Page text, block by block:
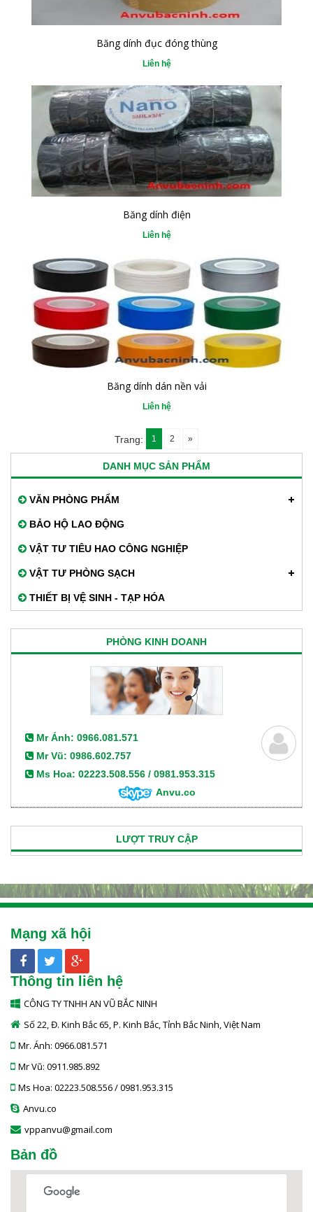
Băng dính đục đóng thùng
Liên hệ
Băng dính điện
Liên hệ
Băng dính dán nền vải
Liên hệ
Trang: 1 2 »
DANH MỤC SẢN PHẨM
VĂN PHÒNG PHẨM
BẢO HỘ LAO ĐỘNG
VẬT TƯ TIÊU HAO CÔNG NGHIỆP
VẬT TƯ PHÒNG SẠCH
THIẾT BỊ VỆ SINH - TẠP HÓA
PHÒNG KINH DOANH
Mr Ánh: 0966.081.571
Mr Vũ: 0986.602.757
Ms Hoa: 02223.508.556 / 0981.953.315
Anvu.co
LƯỢT TRUY CẬP
Mạng xã hội
Thông tin liên hệ
CÔNG TY TNHH AN VŨ BẮC NINH
Số 22, Đ. Kinh Bắc 65, P. Kinh Bắc, Tỉnh Bắc Ninh, Việt Nam
Mr. Ánh: 0966.081.571
Mr Vũ: 0911.985.892
Ms Hoa: 02223.508.556 / 0981.953.315
Anvu.co
vppanvu@gmail.com
Bản đồ